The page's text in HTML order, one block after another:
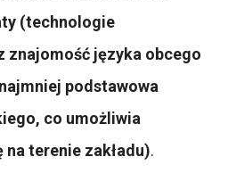
(technologie
znajomość języka obcego
podstawowa
co umożliwia
terenie zakładu).